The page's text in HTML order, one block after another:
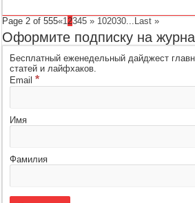
Page 2 of 555«12345 » 102030... Last »
Оформите подписку на
Бесплатный еженедельный дайджест
статей и лайфхаков.
Email*
Имя
Фамилия